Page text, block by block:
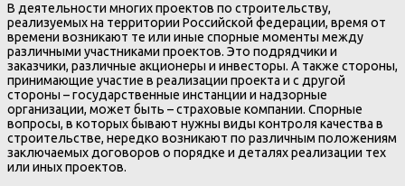
В деятельности многих проектов по строительству,
реализуемых на территории Российской федерации, время от
времени возникают те или иные спорные моменты между
различными участниками проектов. Это подрядчики и
заказчики, различные акционеры и инвесторы. А также стороны,
принимающие участие в реализации проекта и с другой
стороны – государственные инстанции и надзорные
организации, может быть – страховые компании. Спорные
вопросы, в которых бывают нужны виды контроля качества в
строительстве, нередко возникают по различным положениям
заключаемых договоров о порядке и деталях реализации тех
или иных проектов.